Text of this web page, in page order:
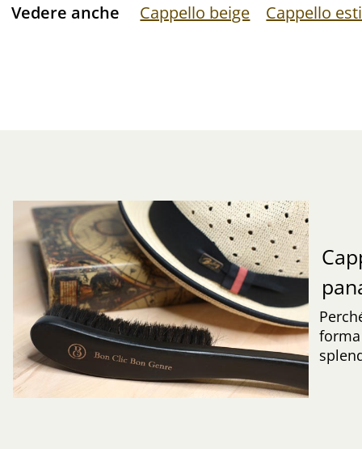
Vedere anche Cappello beige Cappello